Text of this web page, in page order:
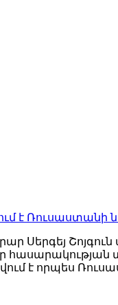
է
Սերգեյ Շոյգուն
հասարակության
է որպես